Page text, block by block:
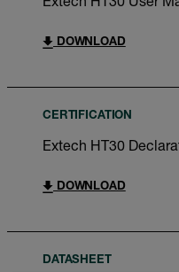
Extech HT30 User
DOWNLOAD
CERTIFICATION
Extech HT30
DOWNLOAD
DATASHEET